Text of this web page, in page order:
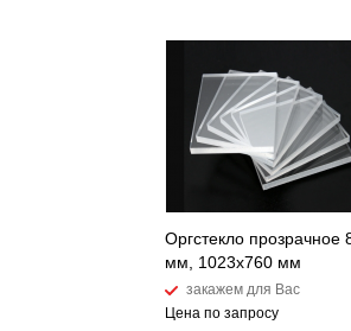
Оргстекло прозрачное
мм, 1023x760 мм
закажем для Вас
Цена по запросу